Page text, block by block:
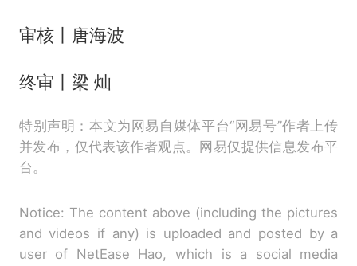
审核丨唐海波
终审丨梁 灿
特别声明：本文为网易自媒体平台“网易号”作者上传
并发布，仅代表该作者观点。网易仅提供信息发布平
台。
Notice: The content above (including the pictures
and videos if any) is uploaded and posted by a
user of NetEase Hao, which is a social media